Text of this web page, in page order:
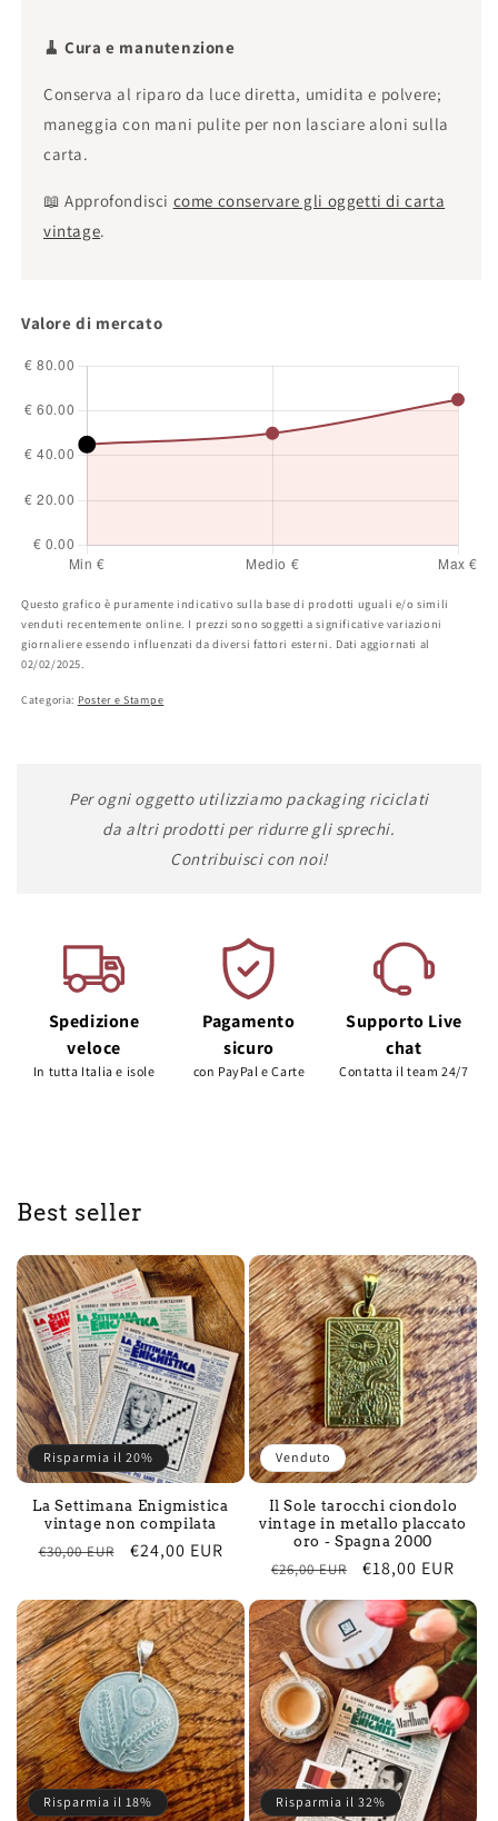
🧹 Cura e manutenzione
Conserva al riparo da luce diretta, umidita e polvere;
maneggia con mani pulite per non lasciare aloni sulla
carta.
📖 Approfondisci come conservare gli oggetti di carta
vintage.
Valore di mercato
Questo grafico è puramente indicativo sulla base di prodotti uguali e/o simili
venduti recentemente online. I prezzi sono soggetti a significative variazioni
giornaliere essendo influenzati da diversi fattori esterni. Dati aggiornati al
02/02/2025.
Categoria: Poster e Stampe
Per ogni oggetto utilizziamo packaging riciclati
da altri prodotti per ridurre gli sprechi.
Contribuisci con noi!
Spedizione
veloce
In tutta Italia e isole
Pagamento
sicuro
con PayPal e Carte
Supporto Live
chat
Contatta il team 24/7
Best seller
Risparmia il 20%
La Settimana Enigmistica
vintage non compilata
Prezzo
listino
€30,00 EUR
Prezzo
€24,00 EUR
Venduto
Il Sole tarocchi ciondolo
vintage in metallo placcato
oro - Spagna 2000
Prezzo
listino
€26,00 EUR
Prezzo
€18,00 EUR
Risparmia il 18% Risparmia il 32%